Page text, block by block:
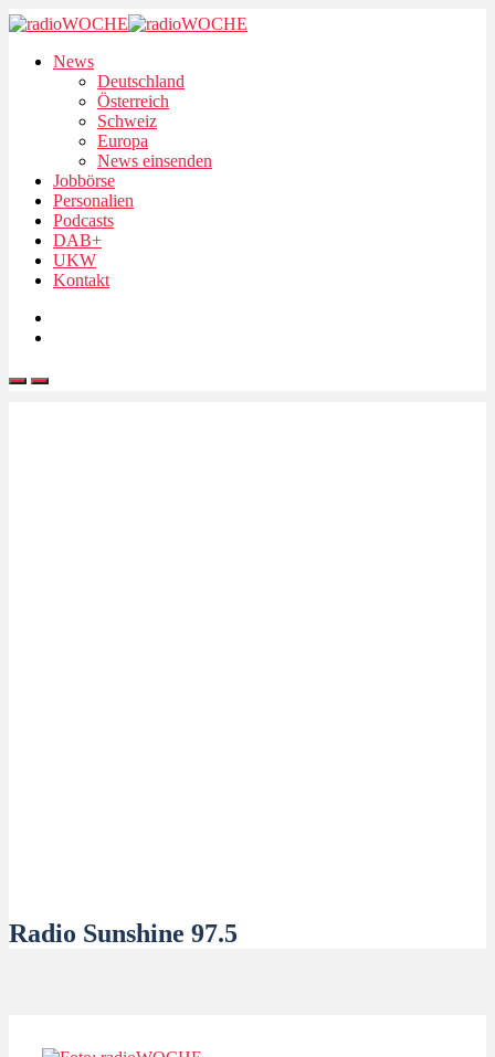
News
Deutschland
Österreich
Schweiz
Europa
News einsenden
Jobbörse
Personalien
Podcasts
DAB+
UKW
Kontakt
Radio Sunshine 97.5